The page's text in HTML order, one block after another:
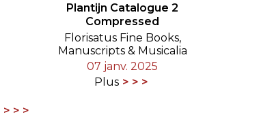
Plantijn Catalogue 2
Compressed
Florisatus Fine Books,
Manuscripts & Musicalia
07 janv. 2025
Plus